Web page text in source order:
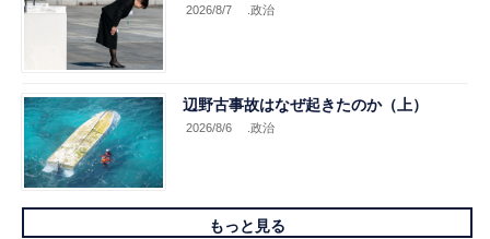
2026/8/7 .政治
辺野古事故はなぜ起きたのか（上）
2026/8/6 .政治
もっと見る